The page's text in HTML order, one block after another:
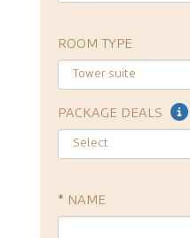
ROOM TYPE
PACKAGE DEALS
* NAME